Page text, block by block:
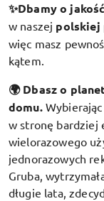
✨Dbamy o
w naszej polskiej
więc masz
kątem.
🌍 Dbasz o
domu.
w stronę bardziej
wielorazowego
jednorazowych
Gruba,
długie lata,